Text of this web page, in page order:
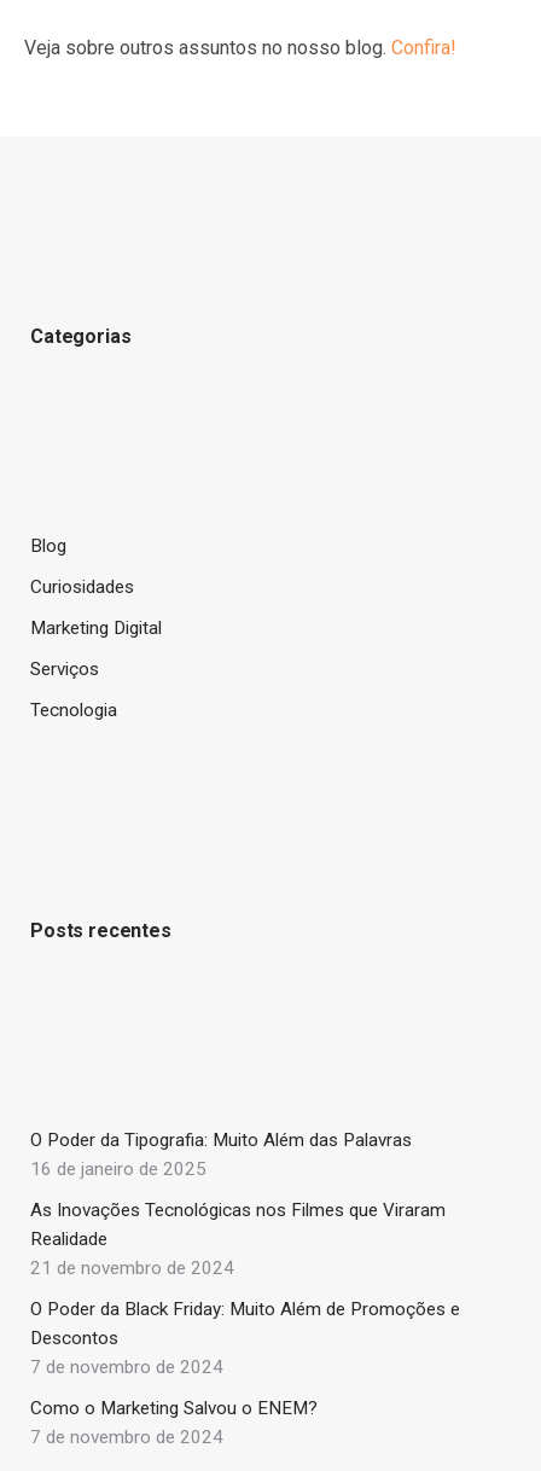
Veja sobre outros assuntos no nosso blog. Confira!
Categorias
Blog
Curiosidades
Marketing Digital
Serviços
Tecnologia
Posts recentes
O Poder da Tipografia: Muito Além das Palavras
16 de janeiro de 2025
As Inovações Tecnológicas nos Filmes que Viraram
Realidade
21 de novembro de 2024
O Poder da Black Friday: Muito Além de Promoções e
Descontos
7 de novembro de 2024
Como o Marketing Salvou o ENEM?
7 de novembro de 2024